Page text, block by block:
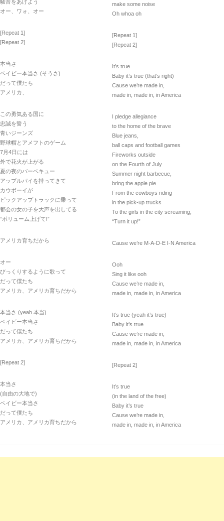
騒音をあげよう
オー、ワォ、オー
[Repeat 1]
[Repeat 2]
本当さ
ベイビー本当さ (そうさ)
だって僕たち
アメリカ、
この勇気ある国に
忠誠を誓う
青いジーンズ
野球帽とアメフトのゲーム
7月4日には
外で花火が上がる
夏の夜のバーベキュー
アップルパイを持ってきて
カウボーイが
ピックアップトラックに乗って
都会の女の子を大声を出してる
“ボリューム上げて!”
アメリカ育ちだから
オー
びっくりするように歌って
だって僕たち
アメリカ、アメリカ育ちだから
本当さ (yeah 本当)
ベイビー本当さ
だって僕たち
アメリカ、アメリカ育ちだから
[Repeat 2]
本当さ
(自由の大地で)
ベイビー本当さ
だって僕たち
アメリカ、アメリカ育ちだから
make some noise
Oh whoa oh
[Repeat 1]
[Repeat 2]
It’s true
Baby it’s true (that’s right)
Cause we’re made in,
made in, made in, in America
I pledge allegiance
to the home of the brave
Blue jeans,
ball caps and football games
Fireworks outside
on the Fourth of July
Summer night barbecue,
bring the apple pie
From the cowboys riding
in the pick-up trucks
To the girls in the city screaming,
“Turn it up!”
Cause we’re M-A-D-E I-N America
Ooh
Sing it like ooh
Cause we’re made in,
made in, made in, in America
It’s true (yeah it’s true)
Baby it’s true
Cause we’re made in,
made in, made in, in America
[Repeat 2]
It’s true
(in the land of the free)
Baby it’s true
Cause we’re made in,
made in, made in, in America